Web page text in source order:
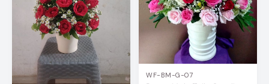
WF-BM-G-07